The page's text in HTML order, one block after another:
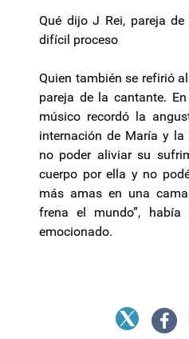
Qué dijo J Rei, pareja
difícil proceso
Quien también se refirió
pareja de la cantante.
músico recordó la
internación de María y la
no poder aliviar su
cuerpo por ella y no
más amas en una
frena el mundo”, había
emocionado.